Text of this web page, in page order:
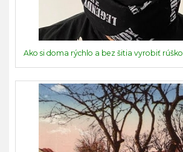
Ako si doma rýchlo a bez šitia vyrobiť rúško